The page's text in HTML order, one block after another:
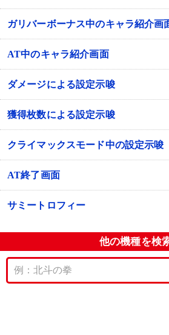
ガリバーボーナス中のキャラ紹介画
AT中のキャラ紹介画面
ダメージによる設定示唆
獲得枚数による設定示唆
クライマックスモード中の設定示唆
AT終了画面
サミートロフィー
他の機種を検